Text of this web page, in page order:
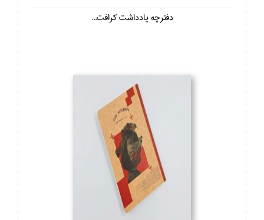
دفترچه يادداشت كرافت...